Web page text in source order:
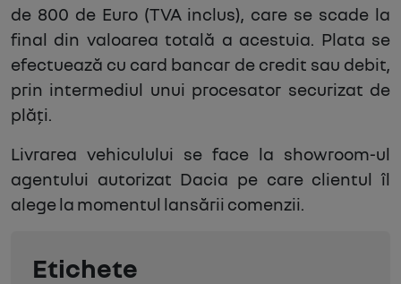
de 800 de Euro (TVA inclus), care se scade la
final din valoarea totală a acestuia. Plata se
efectuează cu card bancar de credit sau debit,
prin intermediul unui procesator securizat de
plăți.
Livrarea vehiculului se face la showroom-ul
agentului autorizat Dacia pe care clientul îl
alege la momentul lansării comenzii.
Etichete